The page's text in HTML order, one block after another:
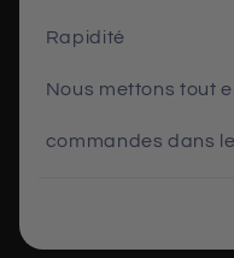
Rapidité
Nous mettons tout
commandes dans